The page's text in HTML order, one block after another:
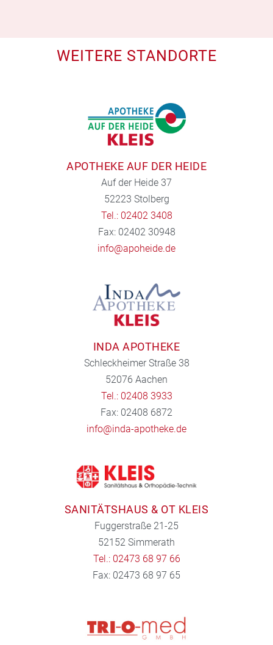
WEITERE STANDORTE
APOTHEKE AUF DER HEIDE
Auf der Heide 37
52223 Stolberg
Tel.: 02402 3408
Fax: 02402 30948
info@apoheide.de
INDA APOTHEKE
Schleckheimer Straße 38
52076 Aachen
Tel.: 02408 3933
Fax: 02408 6872
info@inda-apotheke.de
SANITÄTSHAUS & OT KLEIS
Fuggerstraße 21-25
52152 Simmerath
Tel.: 02473 68 97 66
Fax: 02473 68 97 65